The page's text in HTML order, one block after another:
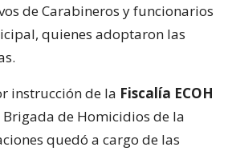
de Carabineros y funcionarios
quienes adoptaron las
instrucción de la Fiscalía ECOH
Brigada de Homicidios de la
quedó a cargo de las